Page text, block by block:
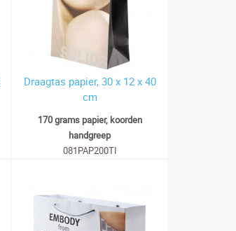
Draagtas papier, 30 x 12 x 40
cm
170 grams papier, koorden
handgreep
081PAP200TI